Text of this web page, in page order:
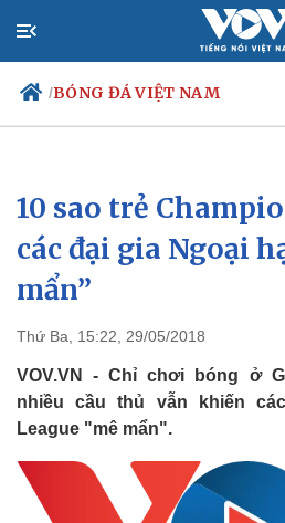
/BÓNG ĐÁ VIỆT NAM
Chính trị
Đảng
Tổ chức nhân sự
Quốc hội
Xã
10 sao trẻ
các đại gia Ngoại
mẩn”
Thứ Ba, 15:22, 29/05/2018
VOV.VN - Chỉ chơi bóng ở
nhiều cầu thủ vẫn khiến
League "mê mẩn".